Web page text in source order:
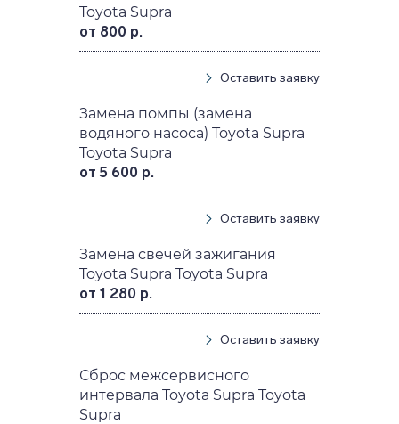
Toyota Supra
от 800 р.
Оставить заявку
Замена помпы (замена
водяного насоса) Toyota Supra
Toyota Supra
от 5 600 р.
Оставить заявку
Замена свечей зажигания
Toyota Supra Toyota Supra
от 1 280 р.
Оставить заявку
Сброс межсервисного
интервала Toyota Supra Toyota
Supra